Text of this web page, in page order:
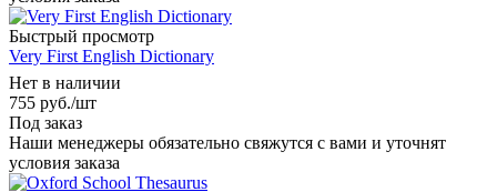
Быстрый просмотр
Very First English Dictionary
Нет в наличии
755 руб./шт
Под заказ
Наши менеджеры обязательно свяжутся с вами и уточнят
условия заказа